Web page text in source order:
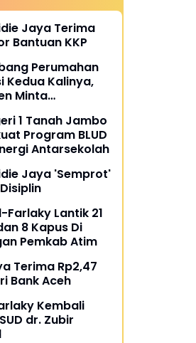
Jaya Terima
Bantuan KKP
Perumahan
Kedua Kalinya,
Minta
1 Tanah Jambo
Program BLUD
Antarsekolah
Jaya 'Semprot'
Farlaky Lantik 21
8 Kapus Di
Pemkab Atim
Terima Rp2,47
Bank Aceh
Kembali
dr. Zubir